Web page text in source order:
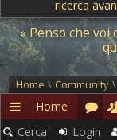
ricerca
« Penso che
Home \ Community \
Rapidi
Home
Cerca
Login